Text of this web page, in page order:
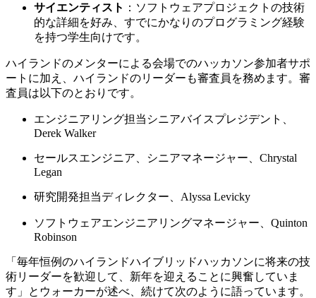
サイエンティスト ：ソフトウェアプロジェクトの技術
的な詳細を好み、すでにかなりのプログラミング経験
を持つ学生向けです。
ハイランドのメンターによる会場でのハッカソン参加者サポ
ートに加え、ハイランドのリーダーも審査員を務めます。審
査員は以下のとおりです。
エンジニアリング担当シニアバイスプレジデント、
Derek Walker
セールスエンジニア、シニアマネージャー、Chrystal
Legan
研究開発担当ディレクター、Alyssa Levicky
ソフトウェアエンジニアリングマネージャー、Quinton
Robinson
「毎年恒例のハイランドハイブリッドハッカソンに将来の技
術リーダーを歓迎して、新年を迎えることに興奮していま
す」とウォーカーが述べ、続けて次のように語っています。